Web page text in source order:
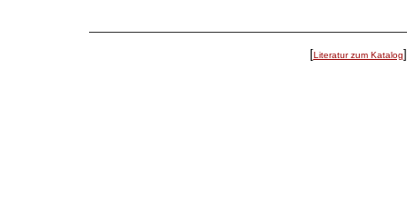
[Literatur zum Katalog